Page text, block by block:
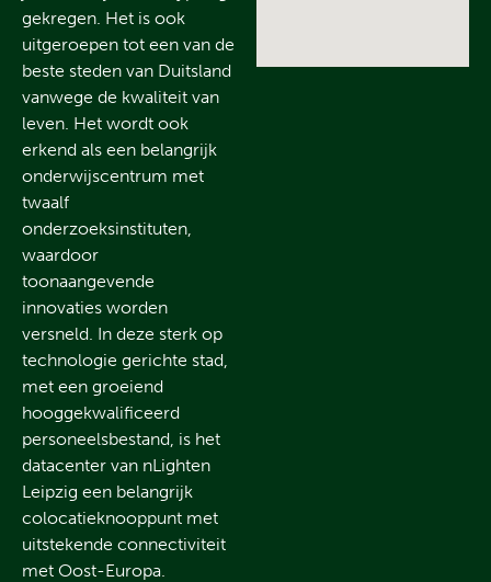
gekregen. Het is ook
uitgeroepen tot een van de
beste steden van Duitsland
vanwege de kwaliteit van
leven. Het wordt ook
erkend als een belangrijk
onderwijscentrum met
twaalf
onderzoeksinstituten,
waardoor
toonaangevende
innovaties worden
versneld. In deze sterk op
technologie gerichte stad,
met een groeiend
hooggekwalificeerd
personeelsbestand, is het
datacenter van nLighten
Leipzig een belangrijk
colocatieknooppunt met
uitstekende connectiviteit
met Oost-Europa.